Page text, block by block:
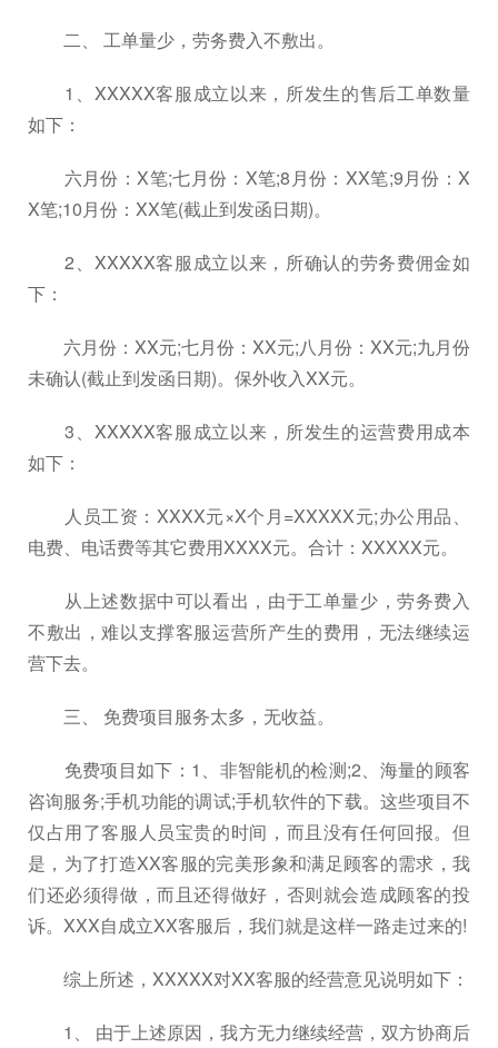
二、 工单量少，劳务费入不敷出。
1、XXXXX客服成立以来，所发生的售后工单数量
如下：
六月份：X笔;七月份：X笔;8月份：XX笔;9月份：X
X笔;10月份：XX笔(截止到发函日期)。
2、XXXXX客服成立以来，所确认的劳务费佣金如
下：
六月份：XX元;七月份：XX元;八月份：XX元;九月份
未确认(截止到发函日期)。保外收入XX元。
3、XXXXX客服成立以来，所发生的运营费用成本
如下：
人员工资：XXXX元×X个月=XXXXX元;办公用品、
电费、电话费等其它费用XXXX元。合计：XXXXX元。
从上述数据中可以看出，由于工单量少，劳务费入
不敷出，难以支撑客服运营所产生的费用，无法继续运
营下去。
三、 免费项目服务太多，无收益。
免费项目如下：1、非智能机的检测;2、海量的顾客
咨询服务;手机功能的调试;手机软件的下载。这些项目不
仅占用了客服人员宝贵的时间，而且没有任何回报。但
是，为了打造XX客服的完美形象和满足顾客的需求，我
们还必须得做，而且还得做好，否则就会造成顾客的投
诉。XXX自成立XX客服后，我们就是这样一路走过来的!
综上所述，XXXXX对XX客服的经营意见说明如下：
1、 由于上述原因，我方无力继续经营，双方协商后